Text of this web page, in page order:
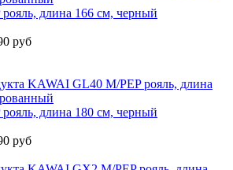
длина 166 см, черный
руб
длина 180 см, черный
руб